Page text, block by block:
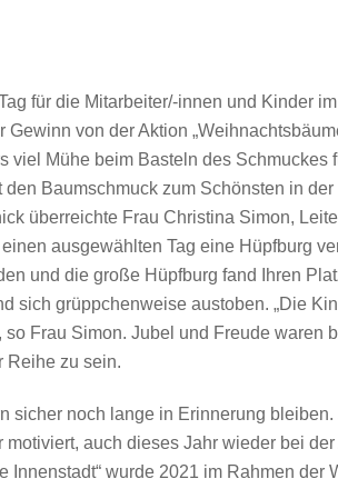
für die Mitarbeiter/-innen und Kinder
von der Aktion
viel Mühe beim Basteln des
Baumschmuck zum Schönsten in
überreichte Frau Christina Simon,
ausgewählten Tag eine Hüpfburg
und die große Hüpfburg fand Ihren
sich grüppchenweise austoben. „Die
Frau Simon. Jubel und Freude
Reihe zu sein.
sicher noch lange in Erinnerung
auch dieses Jahr wieder bei
Innenstadt“ wurde 2021 im Rahmen